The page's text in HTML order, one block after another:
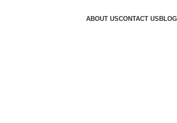
ABOUT USCONTACT US BLOG